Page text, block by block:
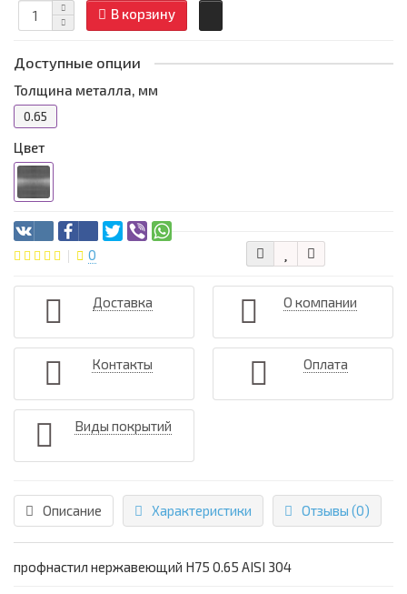
В корзину
Доступные опции
Толщина металла, мм
0.65
Цвет
0
Доставка О компании
Контакты Оплата
Виды покрытий
Описание Характеристики Отзывы (0)
профнастил нержавеющий H75 0.65 AISI 304